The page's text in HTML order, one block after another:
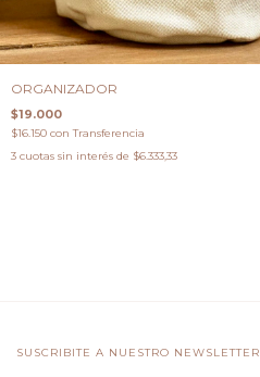
ORGANIZADOR
$19.000
$16.150 con Transferencia
3 cuotas sin interés de $6.333,33
SUSCRIBITE A NUESTRO NEWSLETTER